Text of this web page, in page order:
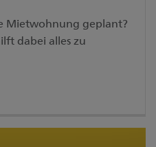
Mietwohnung geplant?
dabei alles zu